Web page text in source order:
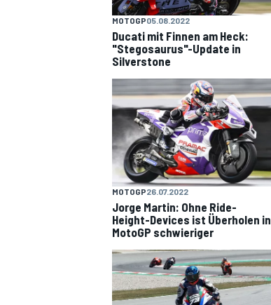
MOTOGP05.08.2022
Ducati mit Finnen am Heck:
"Stegosaurus"-Update in
Silverstone
MOTOGP26.07.2022
Jorge Martin: Ohne Ride-
Height-Devices ist Überholen in
MotoGP schwieriger